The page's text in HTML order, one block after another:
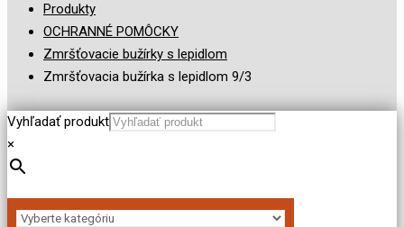
Produkty
OCHRANNÉ POMÔCKY
Zmršťovacie bužírky s lepidlom
Zmršťovacia bužírka s lepidlom 9/3
Vyhľadať produkt
×